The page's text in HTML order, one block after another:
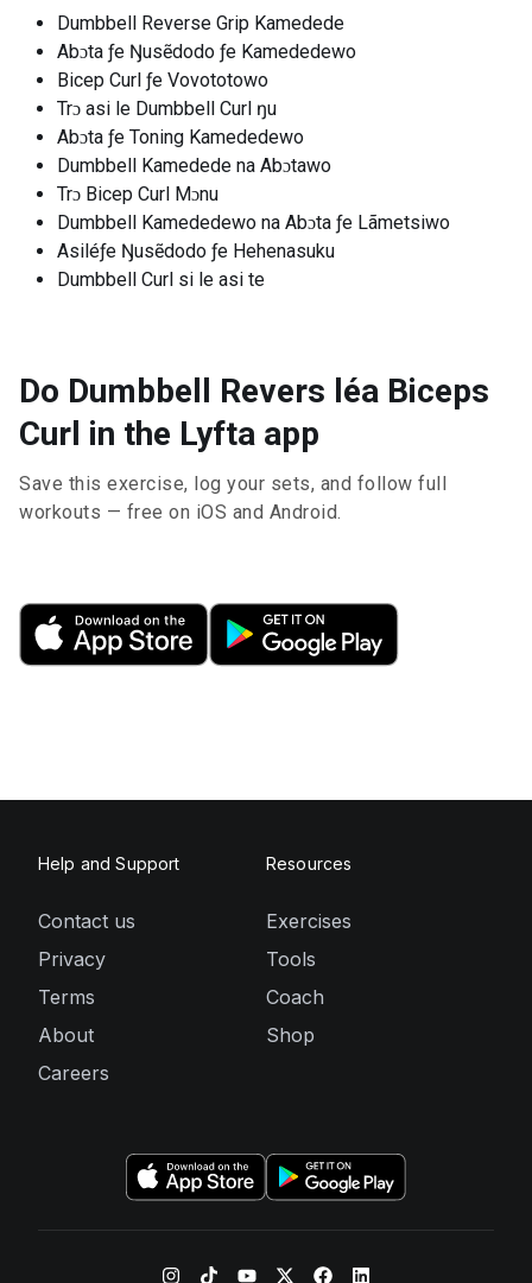
Dumbbell Reverse Grip Kamedede
Abɔta ƒe Ŋusẽdodo ƒe Kamededewo
Bicep Curl ƒe Vovototowo
Trɔ asi le Dumbbell Curl ŋu
Abɔta ƒe Toning Kamededewo
Dumbbell Kamedede na Abɔtawo
Trɔ Bicep Curl Mɔnu
Dumbbell Kamededewo na Abɔta ƒe Lãmetsiwo
Asiléƒe Ŋusẽdodo ƒe Hehenasuku
Dumbbell Curl si le asi te
Do Dumbbell Revers léa Biceps
Curl in the Lyfta app
Save this exercise, log your sets, and follow full
workouts — free on iOS and Android.
Help and Support
Contact us
Privacy
Terms
About
Careers
Resources
Exercises
Tools
Coach
Shop